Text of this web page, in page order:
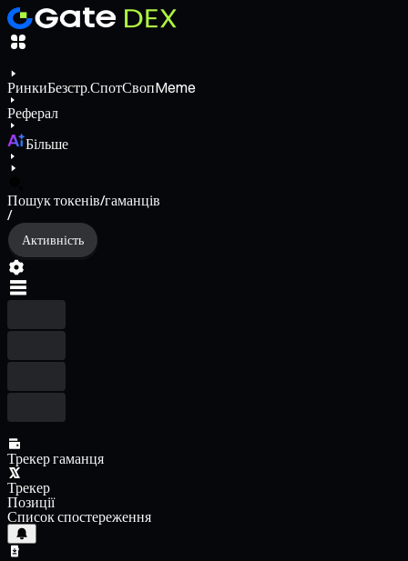
РинкиБезстр.СпотСвопMeme
Реферал
Більше
Пошук токенів/гаманців
/
Активність
Трекер гаманця
Трекер
Позиції
Список спостереження